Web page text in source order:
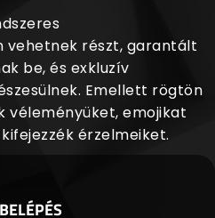
vehetnek részt, garantált
be, és exkluzív
Emellett rögtön
véleményüket, emojikat
érzelmeiket.
BELÉPÉS